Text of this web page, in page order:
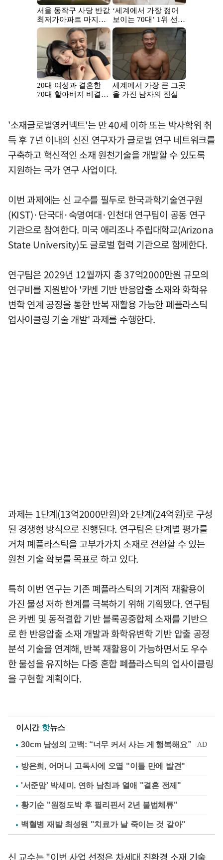
'소재글로벌영커넥트'는 만 40세 이하 또는 박사학위 취
득 후 7년 이내의 신진 연구자가 글로벌 연구 네트워크를
구축하고 혁신적인 소재 원천기술을 개발할 수 있도록
지원하는 국가 연구 사업이다.
이번 과제에는 신 교수를 필두로 한국과학기술연구원
(KIST)·단국대·숙명여대·인천대 연구팀이 공동 연구
기관으로 참여한다. 미국 애리조나 주립대학교(Arizona
State University)도 글로벌 협력 기관으로 함께한다.
연구팀은 2029년 12월까지 총 37억2000만원 규모의
연구비를 지원받아 '카벤 기반 반응압출 소재와 화학유
변학 연계 공정을 통한 반복 재활용 가능한 폐플라스틱
업사이클링 기술 개발' 과제를 수행한다.
과제는 1단계(13억2000만원)와 2단계(24억원)로 구성
된 경쟁형 방식으로 진행된다. 연구팀은 단계별 평가를
거쳐 폐플라스틱을 고부가가치 소재로 전환할 수 있는
원천 기술 확보를 목표로 하고 있다.
특히 이번 연구는 기존 폐플라스틱의 기계적 재활용이
가진 물성 저하 한계를 극복하기 위해 기획됐다. 연구팀
은 카벤 및 동적결합 기반 블록공중합체 소재를 기반으
로 한 반응압출 소재 개발과 화학유변학 기반 압출 공정
분석 기술을 연계해, 반복 재활용이 가능하면서도 우수
한 물성을 유지하는 다중 혼합 폐플라스틱의 업사이클링
을 구현할 계획이다.
이시간 핫뉴스
방은희, 어머니 고독사에 오열 "이틀 만에 발견"
'서준맘' 박세미, 연하 남친과 열애 "결혼 전제"
황기순 "원정도박 후 필리핀서 2년 불법체류"
백혈병 재발 최성원 "치료가 날 죽이는 것 같아"
신 교수는 "이번 사업 선정은 차세대 친환경 소재 기술